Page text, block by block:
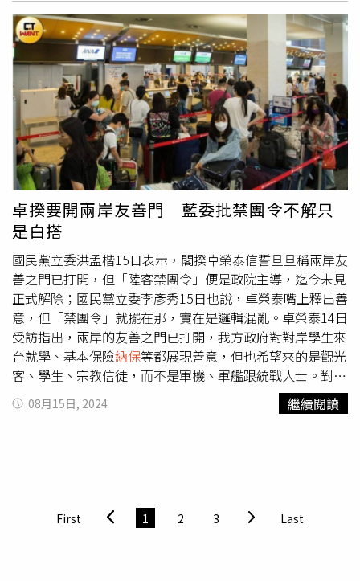
範？且動物在開放空間供人觸摸及餵食，是否違反《動保
法》？此外，包括動物生活條件是否符合規定，及農場是否
有納保公共安全險等，都無公開資訊，盼市府加強輔導或依
法處置。產發處長許智堡回應，去年接獲檢舉該農場後，就
針對未取得動物展演申請，依照《動保法》陸續開罰4次，
累計裁罰50萬元，有關農地非農用部分，已移請地政處依
《區域計畫法》處理。地政處表示，廢物媽媽育兒農場用地
為特定農業區農牧用地，經市府認定未依規作農業使用，於
今年5月13日裁處10萬元罰鍰。另違反《區域計畫法》部
分，目前由農業單位通知限期改善中，如未改善，將依法裁
處。業者則喊冤，表示類似的農場在台灣各地都有，2年前
就陸續申請被市府刁難，強調休閒農場1公頃以上就可以申
請，農業面積已經達70％，至少有0.8公頃種植牧草，確實
有農業行為，已做更多合法申請卻得不到許可，周邊縣市有
開放營業登記就可以申請休閒農場，希望新竹市比照辦理。
卓揆要開兩岸友善門 藍委批禁團令不解只
是白搭
國民黨立委洪孟楷15日表示，閣揆卓榮泰信誓旦旦稱兩岸友
善之門已打開，但「陸客禁團令」便是政院主導，迄今未見
正式解除；國民黨立委李彥秀15日也說，卓榮泰嘴上釋出善
意，但「禁團令」就擺在那，實在是邏輯混亂。卓榮泰14日
受訪指出，兩岸的友善之門已打開，我方政府對對岸學生來
台就學、基本保險納保等都展現善意，但也希望來的是觀光
客、學生、宗教信徒，而不是軍機、軍艦跟統戰人士。對
此，洪孟楷質疑，難道六月頒布的「禁團令」解除了嗎?行
政院應正式通知，而兩岸本來就該和平穩定發展，畢竟只要
統與卓榮泰內閣上任不到一季，便常出現閣員互相打臉，甚
至院長與總統態度180度不同的荒謬劇碼。他舉例，卓榮泰
08月15日, 2024 繼續閱讀
First 1 2 3 Last